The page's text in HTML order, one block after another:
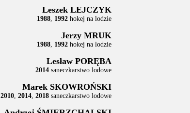
Leszek LEJCZYK
1988, 1992hokej na lodzie
Jerzy MRUK
1988, 1992hokej na lodzie
Lesław PORĘBA
2014saneczkarstwo lodowe
Marek SKOWROŃSKI
2010, 2014, 2018saneczkarstwo lodowe